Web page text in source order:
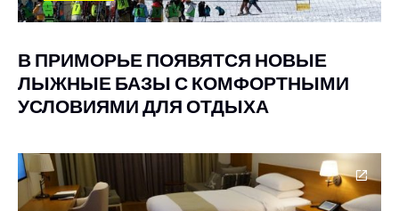
В ПРИМОРЬЕ ПОЯВЯТСЯ НОВЫЕ
ЛЫЖНЫЕ БАЗЫ С КОМФОРТНЫМИ
УСЛОВИЯМИ ДЛЯ ОТДЫХА